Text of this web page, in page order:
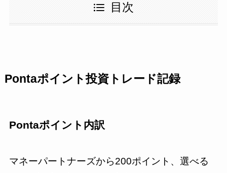
目次
Pontaポイント投資トレード記録
Pontaポイント内訳
マネーパートナーズから200ポイント、選べる